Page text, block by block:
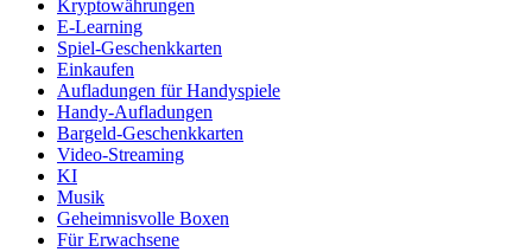
Kryptowährungen
E-Learning
Spiel-Geschenkkarten
Einkaufen
Aufladungen für Handyspiele
Handy-Aufladungen
Bargeld-Geschenkkarten
Video-Streaming
KI
Musik
Geheimnisvolle Boxen
Für Erwachsene